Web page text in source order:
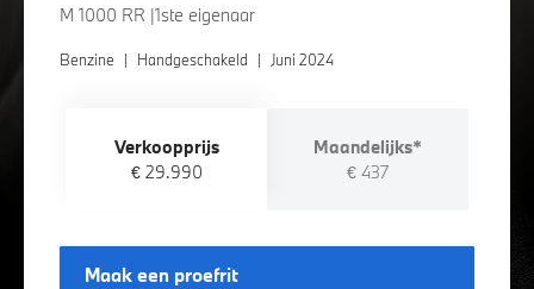
M 1000 RR |1ste eigenaar
Benzine | Handgeschakeld | Juni 2024
Verkoopprijs
€ 29.990
Maandelijks*
€ 437
Maak een proefrit